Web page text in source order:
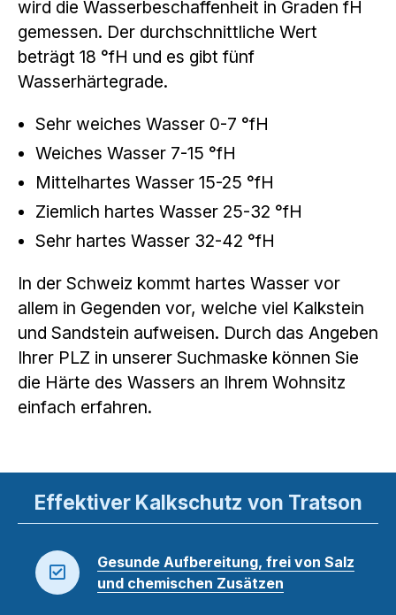
wird die Wasserbeschaffenheit in Graden fH
gemessen. Der durchschnittliche Wert
beträgt 18 °fH und es gibt fünf
Wasserhärtegrade.
Sehr weiches Wasser 0-7 °fH
Weiches Wasser 7-15 °fH
Mittelhartes Wasser 15-25 °fH
Ziemlich hartes Wasser 25-32 °fH
Sehr hartes Wasser 32-42 °fH
In der Schweiz kommt hartes Wasser vor
allem in Gegenden vor, welche viel Kalkstein
und Sandstein aufweisen. Durch das Angeben
Ihrer PLZ in unserer Suchmaske können Sie
die Härte des Wassers an Ihrem Wohnsitz
einfach erfahren.
Effektiver Kalkschutz von Tratson
Gesunde Aufbereitung, frei von Salz
und chemischen Zusätzen